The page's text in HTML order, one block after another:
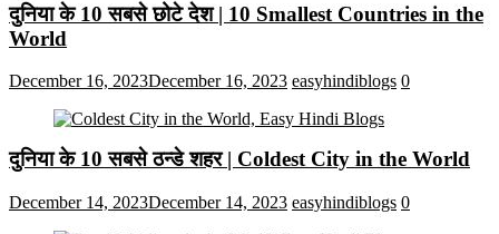
दुनिया के 10 सबसे छोटे देश | 10 Smallest Countries in the
World
December 16, 2023December 16, 2023 easyhindiblogs 0
दुनिया के 10 सबसे ठन्डे शहर | Coldest City in the World
December 14, 2023December 14, 2023 easyhindiblogs 0